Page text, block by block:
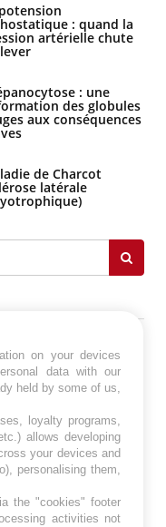
: quand la
artérielle chute
: une
des globules
aux conséquences
de Charcot
latérale
on your devices
data with our
held by some of us,
loyalty programs,
allows developing
your devices and
personalising them,
the "cookies" footer
activities not